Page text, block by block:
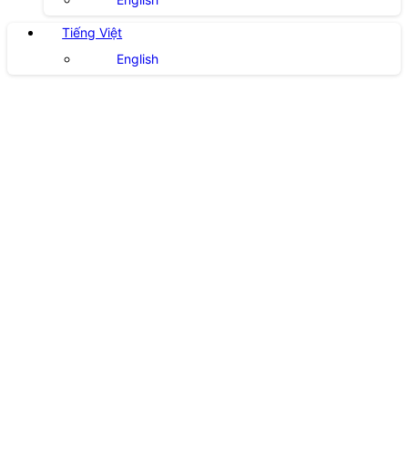
Tiếng Việt
English